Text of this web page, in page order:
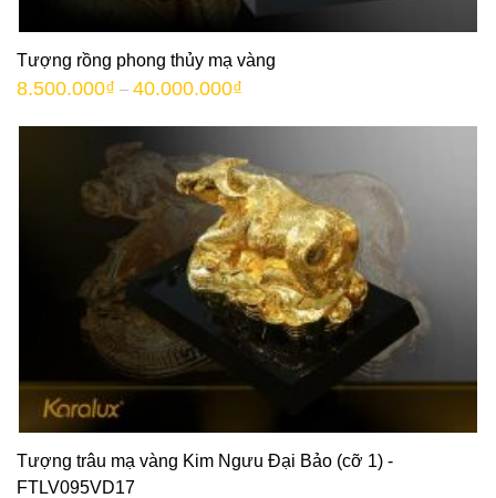
Tượng rồng phong thủy mạ vàng
8.500.000₫ – 40.000.000₫
Tượng trâu mạ vàng Kim Ngưu Đại Bảo (cỡ 1) -
FTLV095VD17